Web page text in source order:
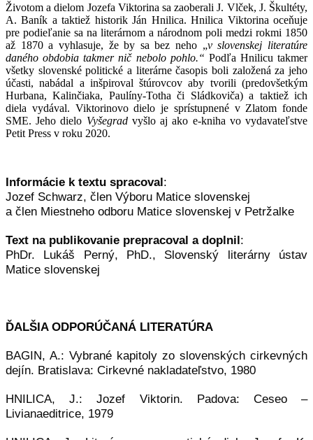
Životom a dielom Jozefa Viktorina sa zaoberali J. Vlček, J. Škultéty,
A. Baník a taktiež historik Ján Hnilica. Hnilica Viktorina oceňuje
pre podieľanie sa na literárnom a národnom poli medzi rokmi 1850
až 1870 a vyhlasuje, že by sa bez neho „v slovenskej literatúre
daného obdobia takmer nič nebolo pohlo.“ Podľa Hnilicu takmer
všetky slovenské politické a literárne časopis boli založená za jeho
účasti, nabádal a inšpiroval štúrovcov aby tvorili (predovšetkým
Hurbana, Kalinčiaka, Paulíny-Totha či Sládkoviča) a taktiež ich
diela vydával. Viktorinovo dielo je sprístupnené v Zlatom fonde
SME. Jeho dielo Vyšegradvyšlo aj ako e-kniha vo vydavateľstve
Petit Press v roku 2020.
Informácie k textu spracoval:
Jozef Schwarz, člen Výboru Matice slovenskej
a člen Miestneho odboru Matice slovenskej v Petržalke
Text na publikovanie prepracoval a doplnil:
PhDr. Lukáš Perný, PhD., Slovenský literárny ústav
Matice slovenskej
ĎALŠIA ODPORÚČANÁ LITERATÚRA
BAGIN, A.: Vybrané kapitoly zo slovenských cirkevných
dejín. Bratislava: Cirkevné nakladateľstvo, 1980
HNILICA, J.: Jozef Viktorin. Padova: Ceseo –
Livianaeditrice, 1979